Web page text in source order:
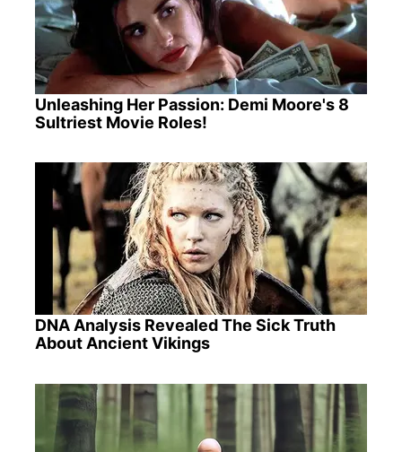
Unleashing Her Passion: Demi Moore's 8
Sultriest Movie Roles!
DNA Analysis Revealed The Sick Truth
About Ancient Vikings